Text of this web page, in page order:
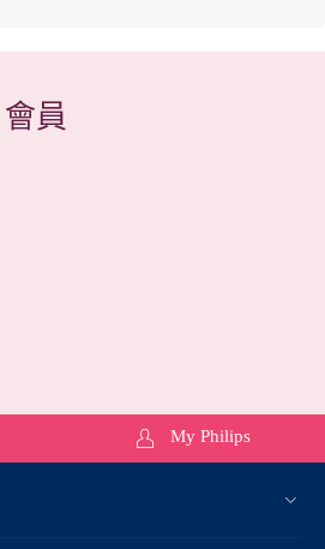
員
My Philips